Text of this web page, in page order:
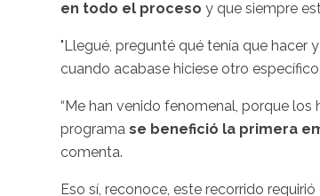
en todo el proceso y que siempre
"Llegué, pregunté qué tenía que hacer
cuando acabase hiciese otro
“Me han venido fenomenal, porque
programa se benefició la primera
comenta.
Eso sí, reconoce, este recorrido